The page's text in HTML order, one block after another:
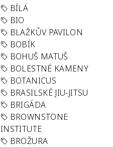
BÍLÁ
BIO
BLAŽKŮV PAVILON
BOBÍK
BOHUŠ MATUŠ
BOLESTNÉ KAMENY
BOTANICUS
BRASILSKÉ JIU-JITSU
BRIGÁDA
BROWNSTONE
INSTITUTE
BROŽURA